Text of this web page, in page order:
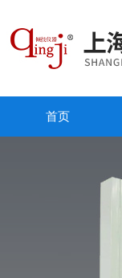
首页